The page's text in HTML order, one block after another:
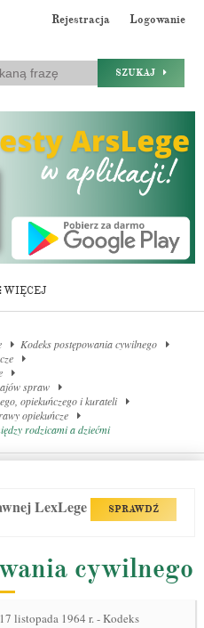
Rejestracja Logowanie
SZUKAJ
WIĘCEJ
Kodeks postępowania cywilnego
spraw
opiekuńczego i kurateli
opiekuńcze
rodzicami a dziećmi
LexLege SPRAWDŹ
cywilnego
listopada 1964 r. - Kodeks